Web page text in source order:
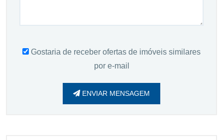
Gostaria de receber ofertas de imóveis similares
por e-mail
ENVIAR MENSAGEM